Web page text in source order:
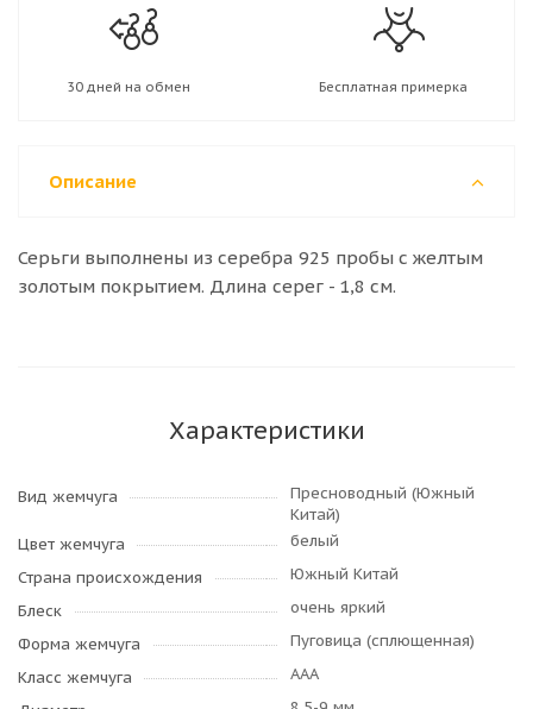
30 дней на обмен Бесплатная примерка
Описание
Серьги выполнены из серебра 925 пробы с желтым
золотым покрытием. Длина серег - 1,8 см.
Характеристики
Вид жемчуга
Пресноводный (Южный
Китай)
Цвет жемчуга
белый
Страна происхождения
Южный Китай
Блеск
очень яркий
Форма жемчуга
Пуговица (сплющенная)
Класс жемчуга
AAA